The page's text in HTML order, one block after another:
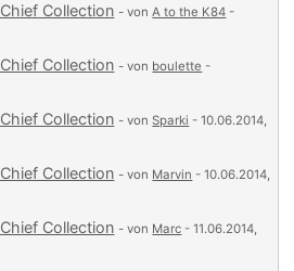
Collection - vonA to the K84 -
Collection - von boulette -
Collection - vonSparki - 10.06.2014,
Collection - von Marvin - 10.06.2014,
Collection - von Marc - 11.06.2014,